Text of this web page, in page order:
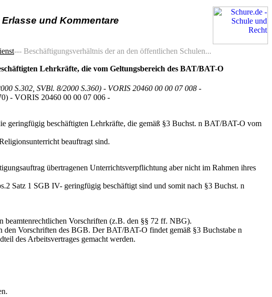
und Kommentare
--- Beschäftigungsverhältnis der an den öffentlichen Schulen...
Lehrkräfte, die vom Geltungsbereich des BAT/BAT-O
S.302, SVBl. 8/2000 S.360) - VORIS 20460 00 00 07 008 -
- VORIS 20460 00 00 07 006 -
geringfügig beschäftigten Lehrkräfte, die gemäß §3 Buchst. n BAT/BAT-O vom
beauftragt sind.
übertragenen Unterrichtsverpflichtung aber nicht im Rahmen ihres
Satz 1 SGB IV- geringfügig beschäftigt sind und somit nach §3 Buchst. n
beamtenrechtlichen Vorschriften (z.B. den §§ 72 ff. NBG).
den Vorschriften des BGB. Der BAT/BAT-O findet gemäß §3 Buchstabe n
des Arbeitsvertrages gemacht werden.